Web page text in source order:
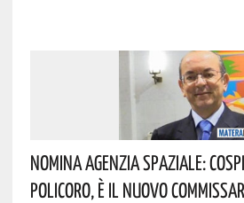
Nomina Agenzia Spaziale:
Policoro, È Il Nuovo